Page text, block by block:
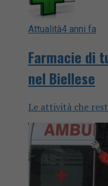
Attualità4 anni fa
Farmacie di
nel Biellese
Le attività che